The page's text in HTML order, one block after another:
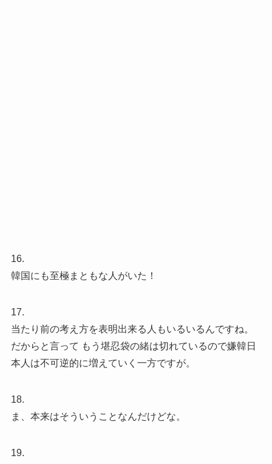
16.
韓国にも至極まともな人がいた！
17.
当たり前の考え方を表明出来る人もいるいるんですね。
だからと言って もう堪忍袋の緒は切れているので嫌韓日
本人は不可逆的に増えていく一方ですが。
18.
ま、本来はそういうことなんだけどな。
19.